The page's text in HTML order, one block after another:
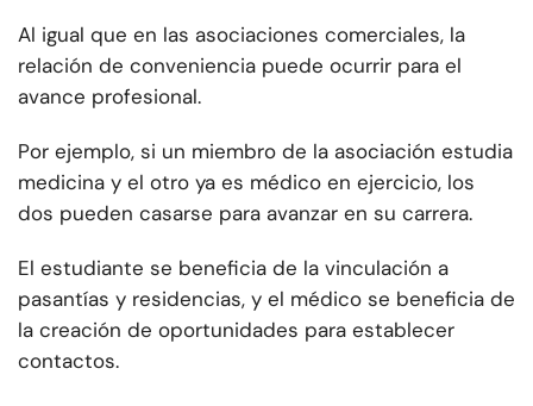
Al igual que en las asociaciones comerciales, la
relación de conveniencia puede ocurrir para el
avance profesional.
Por ejemplo, si un miembro de la asociación estudia
medicina y el otro ya es médico en ejercicio, los
dos pueden casarse para avanzar en su carrera.
El estudiante se beneficia de la vinculación a
pasantías y residencias, y el médico se beneficia de
la creación de oportunidades para establecer
contactos.